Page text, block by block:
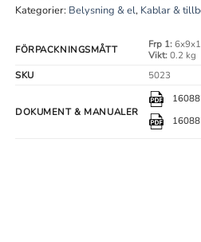
Kategorier: Belysning & el, Kablar &
FÖRPACKNINGSMÅTT Frp 1:
Vikt:0.2 kg
SKU
5023
DOKUMENT & MANUALER